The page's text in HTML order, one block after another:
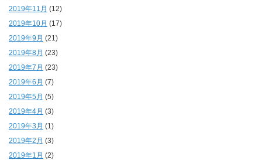
2019年11月 (12)
2019年10月 (17)
2019年9月 (21)
2019年8月 (23)
2019年7月 (23)
2019年6月 (7)
2019年5月 (5)
2019年4月 (3)
2019年3月 (1)
2019年2月 (3)
2019年1月 (2)